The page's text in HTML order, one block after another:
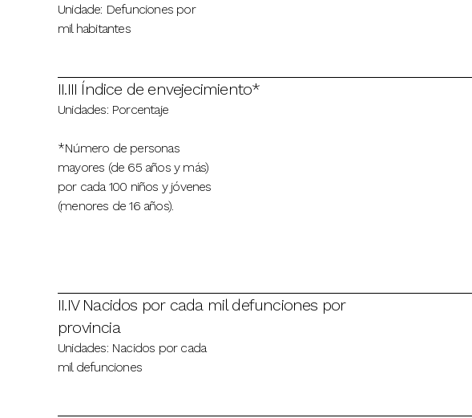
Unidade: Defunciones por
mil habitantes
II.III Índice de envejecimiento*
Unidades: Porcentaje
*Número de personas
mayores (de 65 años y más)
por cada 100 niños y jóvenes
(menores de 16 años).
II.IV Nacidos por cada mil defunciones por
provincia
Unidades: Nacidos por cada
mil defunciones